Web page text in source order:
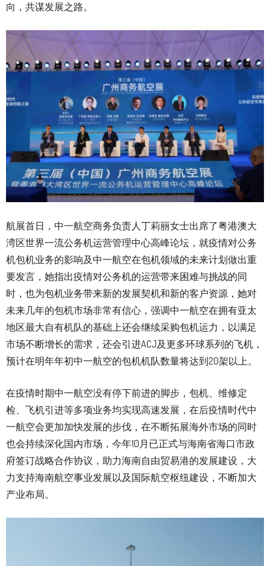
向，共谋发展之路。
航展首日，中一航空商务负责人丁莉丽女士出席了粤港澳大
湾区世界一流公务机运营管理中心高峰论坛，就疫情对公务
机包机业务的影响及中一航空在包机领域的未来计划做出重
要发言，她指出疫情对公务机的运营带来困难与挑战的同
时，也为包机业务带来新的发展契机和新的客户资源，她对
未来几年的包机市场非常有信心，强调中一航空在拥有亚太
地区最大自有机队的基础上还会继续采购包机运力，以满足
市场不断增长的需求，还会引进ACJ及更多环球系列的飞机，
预计在明年年初中一航空的包机机队数量将达到20架以上。
在疫情时期中一航空没有停下前进的脚步，包机、维修定
检、飞机引进等多项业务均实现高速发展，在后疫情时代中
一航空会更加加快发展的步伐，在不断拓展海外市场的同时
也会持续深化国内市场，今年10月已正式与海南省海口市政
府签订战略合作协议，助力海南自由贸易港的发展建设，大
力支持海南航空事业发展以及国际航空枢纽建设，不断加大
产业布局。